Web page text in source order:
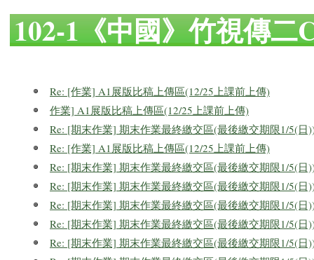
102-1《中國》竹視傳
Re: [作業] A1展版比稿上傳區(12/25上課前上傳)
作業] A1展版比稿上傳區(12/25上課前上傳)
Re: [期末作業] 期末作業最終繳交區(最後繳交期限1/5(日
Re: [作業] A1展版比稿上傳區(12/25上課前上傳)
Re: [期末作業] 期末作業最終繳交區(最後繳交期限1/5(日
Re: [期末作業] 期末作業最終繳交區(最後繳交期限1/5(日
Re: [期末作業] 期末作業最終繳交區(最後繳交期限1/5(日
Re: [期末作業] 期末作業最終繳交區(最後繳交期限1/5(日
Re: [期末作業] 期末作業最終繳交區(最後繳交期限1/5(日